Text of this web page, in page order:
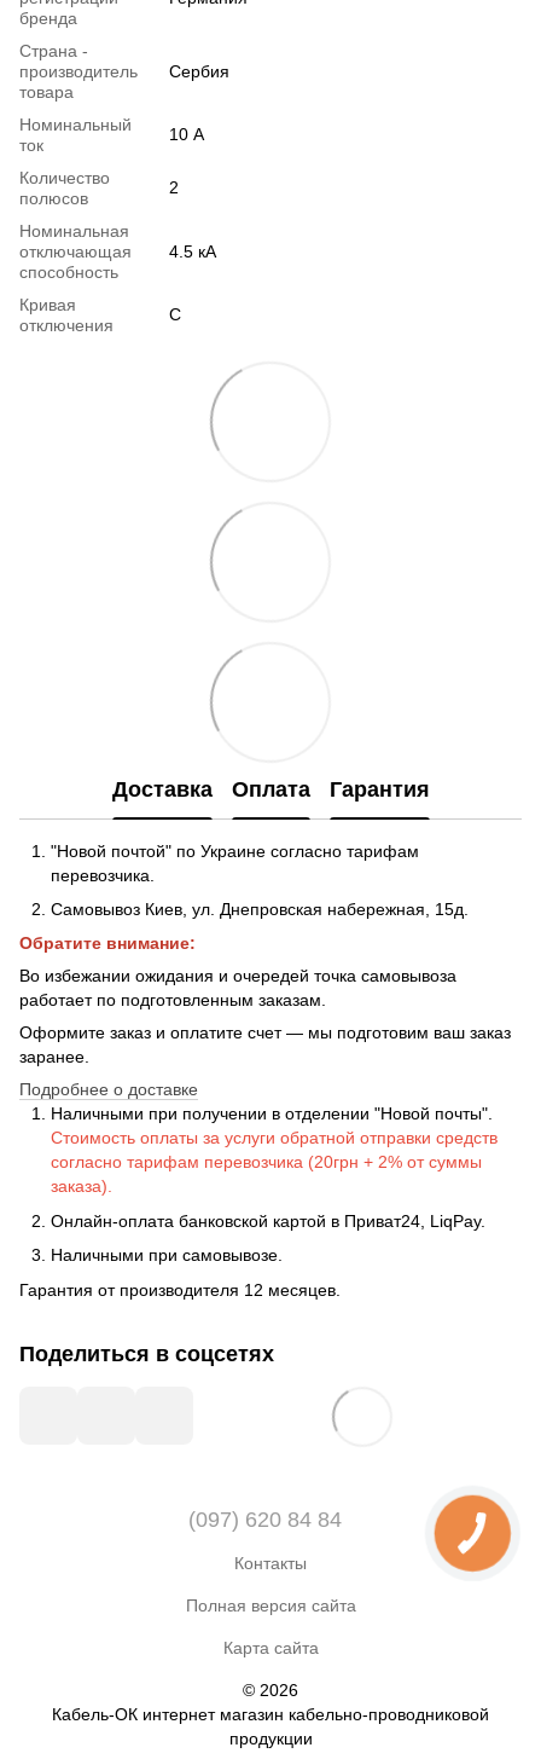
бренда
Страна -
производитель
товара
Сербия
Номинальный
ток
10 А
Количество
полюсов
2
Номинальная
отключающая
способность
4.5 кА
Кривая
отключения
C
Доставка Оплата Гарантия
"Новой почтой" по Украине согласно тарифам
перевозчика.
Самовывоз Киев, ул. Днепровская набережная , 15д.
Обратите внимание:
Во избежании ожидания и очередей точка самовывоза
работает по подготовленным заказам.
Оформите заказ и оплатите счет — мы подготовим ваш заказ
заранее.
Подробнее о доставке
Наличными при получении в отделении "Новой почты".
Стоимость оплаты за услуги обратной отправки средств
согласно тарифам перевозчика (20грн + 2% от суммы
заказа).
Онлайн-оплата банковской картой в Приват24, LiqPay.
Наличными при самовывозе.
Гарантия от производителя 12 месяцев.
Поделиться в соцсетях
(097) 620 84 84
Контакты
Полная версия сайта
Карта сайта
© 2026
Кабель-ОК интернет магазин кабельно-проводниковой
продукции